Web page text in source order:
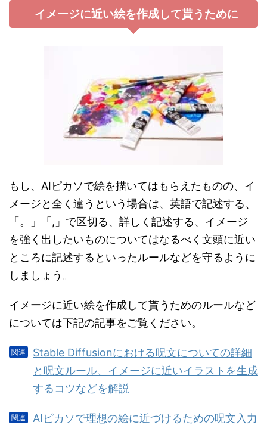
イメージに近い絵を作成して貰うために
もし、AIピカソで絵を描いてはもらえたものの、イ
メージと全く違うという場合は、英語で記述する、
「。」「,」で区切る、詳しく記述する、イメージ
を強く出したいものについてはなるべく文頭に近い
ところに記述するといったルールなどを守るように
しましょう。
イメージに近い絵を作成して貰うためのルールなど
については下記の記事をご覧ください。
Stable Diffusionにおける呪文についての詳細
と呪文ルール、イメージに近いイラストを生成
するコツなどを解説
AIピカソで理想の絵に近づけるための呪文入力